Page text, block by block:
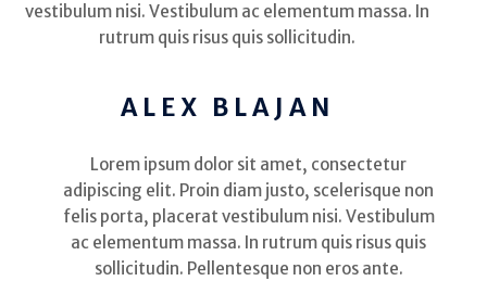
vestibulum nisi. Vestibulum ac elementum massa. In
rutrum quis risus quis sollicitudin.
ALEX BLAJAN
Lorem ipsum dolor sit amet, consectetur
adipiscing elit. Proin diam justo, scelerisque non
felis porta, placerat vestibulum nisi. Vestibulum
ac elementum massa. In rutrum quis risus quis
sollicitudin. Pellentesque non eros ante.